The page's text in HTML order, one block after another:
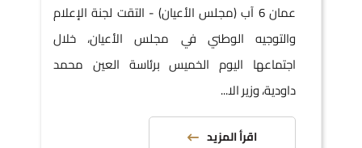
عمان 6 آب (مجلس الأعيان) - التقت لجنة الإعلام
والتوجيه الوطني في مجلس الأعيان، خلال
اجتماعها اليوم الخميس برئاسة العين محمد
داودية، وزير الا...
اقرأ المزيد